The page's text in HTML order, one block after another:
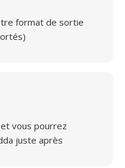
format de sortie
vous pourrez
juste après